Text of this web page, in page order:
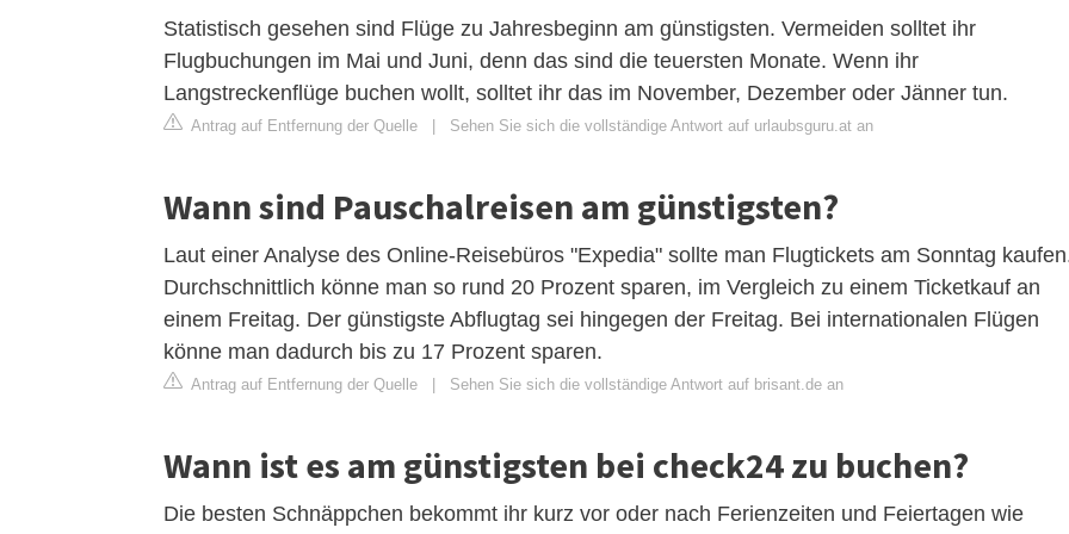
Statistisch gesehen sind Flüge zu Jahresbeginn am günstigsten. Vermeiden solltet ihr
Flugbuchungen im Mai und Juni, denn das sind die teuersten Monate. Wenn ihr
Langstreckenflüge buchen wollt, solltet ihr das im November, Dezember oder Jänner tun.
Antrag auf Entfernung der Quelle | Sehen Sie sich die vollständige Antwort auf urlaubsguru.at an
Wann sind Pauschalreisen am günstigsten?
Laut einer Analyse des Online-Reisebüros "Expedia" sollte man Flugtickets am Sonntag
Durchschnittlich könne man so rund 20 Prozent sparen, im Vergleich zu einem Ticketkauf an
einem Freitag. Der günstigste Abflugtag sei hingegen der Freitag. Bei internationalen Flügen
könne man dadurch bis zu 17 Prozent sparen.
Antrag auf Entfernung der Quelle | Sehen Sie sich die vollständige Antwort auf brisant.de an
Wann ist es am günstigsten bei check24 zu buchen?
Die besten Schnäppchen bekommt ihr kurz vor oder nach Ferienzeiten und Feiertagen wie